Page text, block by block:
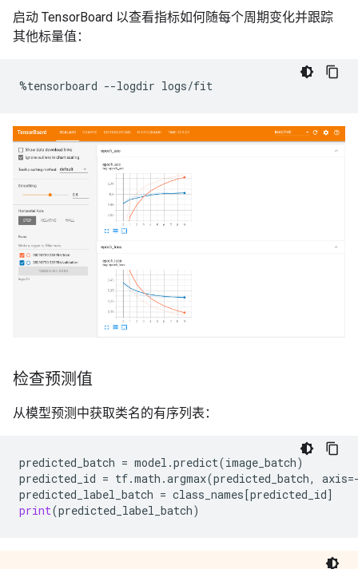
92/92 [==============================] - 6s
Epoch 8/10
92/92 [==============================] - 6s
启动 TensorBoard 以查看指标如何随每个周期变化并跟踪
其他标量值：
%tensorboard --logdir logs/fit
检查预测值
从模型预测中获取类名的有序列表：
predicted_batch = model .predict(image_batch)
predicted_id = tf.math .argmax(predicted_batch, axis
predicted_label_batch = class_names [predicted_id]
print(predicted_label_batch)